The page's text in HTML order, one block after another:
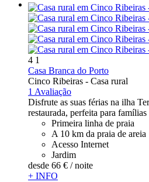
4 1
Casa Branca do Porto
Cinco Ribeiras - Casa rural
1 Avaliação
Disfrute as suas férias na ilha
restaurada, perfeita para
Primeira linha de praia
A 10 km da praia de areia
Acesso Internet
Jardim
desde 66 € / noite
+ INFO